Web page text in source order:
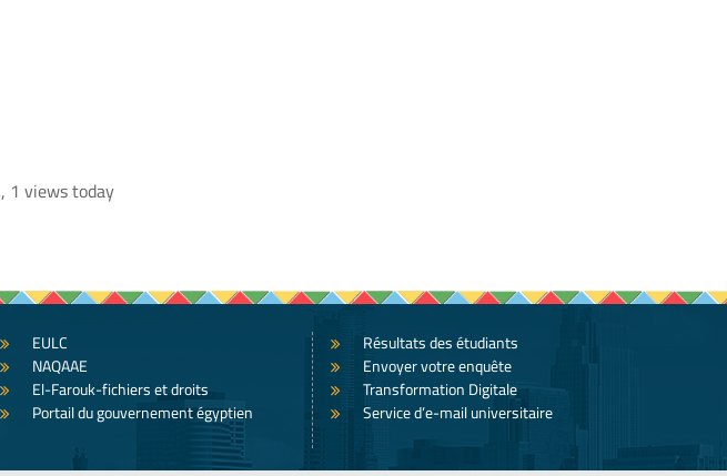
, 1 views today
EULC
NAQAAE
El-Farouk-fichiers et droits
Portail du gouvernement égyptien
Résultats des étudiants
Envoyer votre enquête
Transformation Digitale
Service d’e-mail universitaire